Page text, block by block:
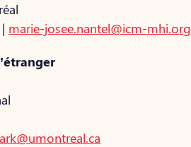
marie-josee.nantel@icm-mhi.org